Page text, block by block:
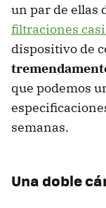
un par de ellas
filtraciones
dispositivo de
que podemos
semanas.
Una doble